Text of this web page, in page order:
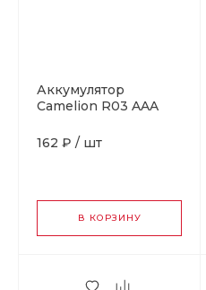
Аккумулятор
Camelion R03 AAA
(2/24/480/17280)
162 ₽ / шт
В КОРЗИНУ